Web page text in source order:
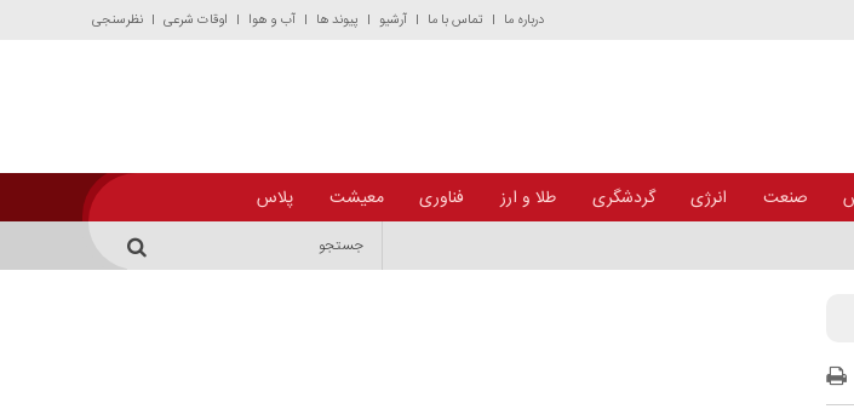
درباره ما تماس با ما آرشیو پیوند ها آب و هوا اوقات شرعی نظرسنجی
صنعت انرژی گردشگری طلا و ارز فناوری معیشت پلاس